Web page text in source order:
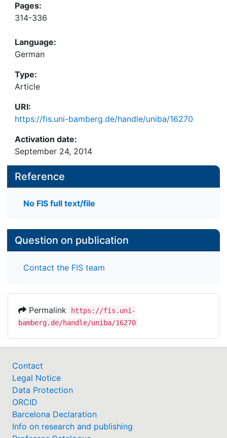
Pages:
314-336
Language:
German
Type:
Article
URI:
https://fis.uni-bamberg.de/handle/uniba/16270
Activation date:
September 24, 2014
Reference
No FIS full text/file
Question on publication
Contact the FIS team
Permalink
https://fis.uni-
bamberg.de/handle/uniba/16270
Contact
Legal Notice
Data Protection
ORCID
Barcelona Declaration
Info on research and publishing